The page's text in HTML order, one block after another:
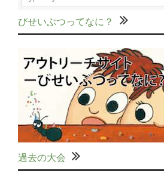
びせいぶつってなに？
過去の大会